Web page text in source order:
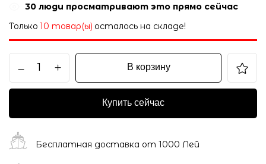
30 люди просматривают это прямо сейчас
Только 10 товар(ы) осталось на складе!
В корзину
Купить сейчас
Бесплатная доставка от 1000 Лей